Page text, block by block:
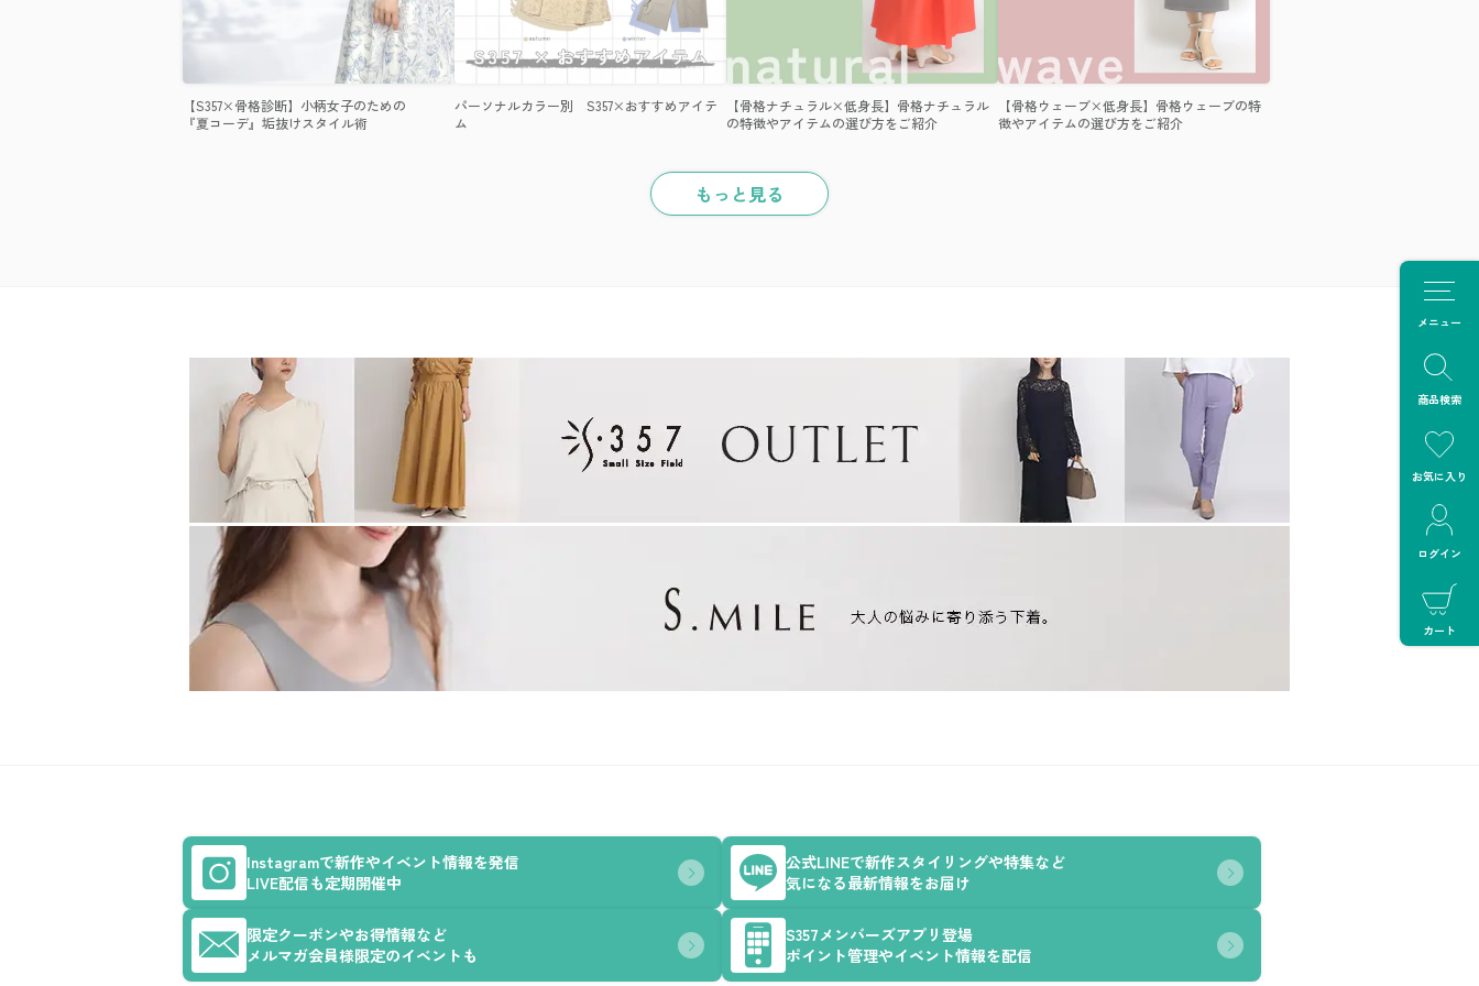
メニュー
商品検索
お気に入り
ログイン
カート
【S357×骨格診断】小柄女子のための
『夏コーデ』垢抜けスタイル術
パーソナルカラー別 S357×おすすめアイテ
ム
【骨格ナチュラル×低身長】骨格ナチュラル
の特徴やアイテムの選び方をご紹介
【骨格ウェーブ×低身長】骨格ウェーブの特
徴やアイテムの選び方をご紹介
もっと見る
Instagramで新作やイベント情報を発信
LIVE配信も定期開催中
公式LINEで新作スタイリングや特集など
気になる最新情報をお届け
限定クーポンやお得情報など
メルマガ会員様限定のイベントも
S357メンバーズアプリ登場
ポイント管理やイベント情報を配信